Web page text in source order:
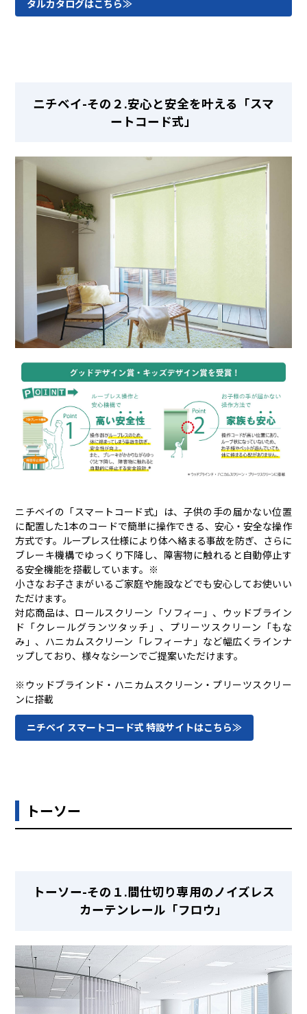
タルカタログはこちら≫
ニチベイ-その２.安心と安全を叶える「スマ
ートコード式」
ニチベイの「スマートコード式」は、子供の手の届かない位置
に配置した1本のコードで簡単に操作できる、安心・安全な操作
方式です。ループレス仕様により体へ絡まる事故を防ぎ、さらに
ブレーキ機構でゆっくり下降し、障害物に触れると自動停止す
る安全機能を搭載しています。※
小さなお子さまがいるご家庭や施設などでも安心してお使いい
ただけます。
対応商品は、ロールスクリーン「ソフィー」、ウッドブライン
ド「クレールグランツタッチ」、プリーツスクリーン「もな
み」、ハニカムスクリーン「レフィーナ」など幅広くラインナ
ップしており、様々なシーンでご提案いただけます。
※ウッドブラインド・ハニカムスクリーン・プリーツスクリー
ンに搭載
ニチベイ スマートコード式 特設サイトはこちら≫
トーソー
トーソー-その１.間仕切り専用のノイズレス
カーテンレール「フロウ」